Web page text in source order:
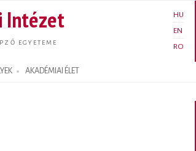
tartalomra
Intézet
EGYETEME
HU
EN
RO
AKADÉMIAI ÉLET